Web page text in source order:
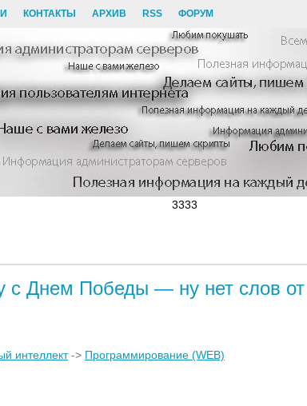
КОНТАКТЫ АРХИВ RSS ФОРУМ
3333
с Днем Победы — ну нет слов от
интеллект-> Программирование (WEB)